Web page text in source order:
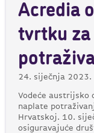
Acredia
tvrtku
24. siječnja 2023.
Vodeće austrijsko
naplate
Hrvatskoj. 10.
osiguravajuće